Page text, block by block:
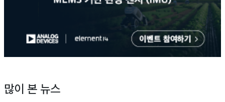
많이 본 뉴스